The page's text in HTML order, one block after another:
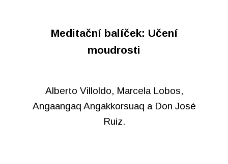
Meditační balíček: Učení
moudrosti
Alberto Villoldo, Marcela Lobos,
Angaangaq Angakkorsuaq a Don José
Ruiz.